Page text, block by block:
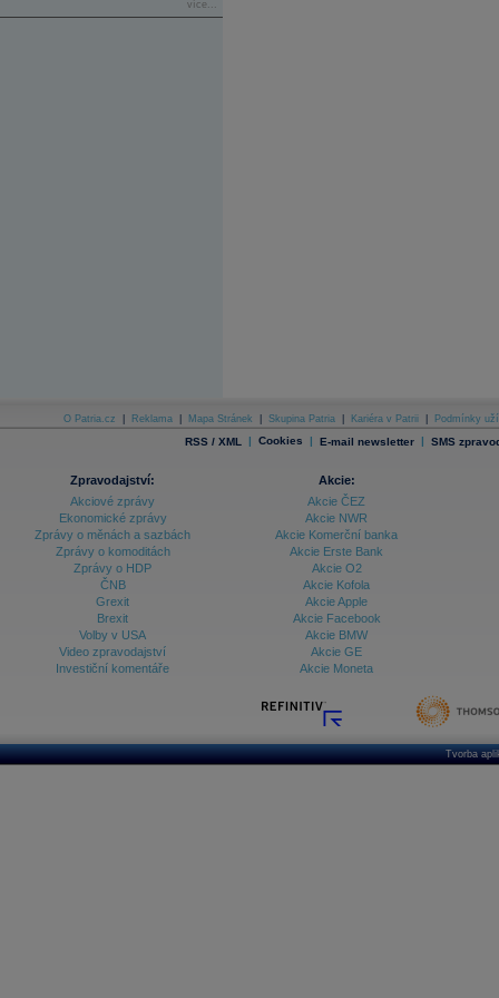
více...
O Patria.cz Reklama Mapa Stránek Skupina Patria Kariéra v Patrii Podmínky
RSS / XML | Cookies | E-mail newsletter | SMS
Zpravodajství:
Akciové zprávy
Ekonomické zprávy
Zprávy o měnách a sazbách
Zprávy o komoditách
Zprávy o HDP
ČNB
Grexit
Brexit
Volby v USA
Video zpravodajství
Investiční komentáře
Akcie:
Akcie ČEZ
Akcie NWR
Akcie Komerční banka
Akcie Erste Bank
Akcie O2
Akcie Kofola
Akcie Apple
Akcie Facebook
Akcie BMW
Akcie GE
Akcie Moneta
Tvorba